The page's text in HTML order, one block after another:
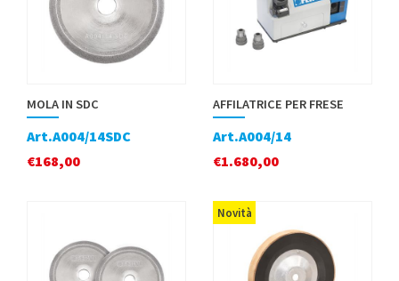
MOLA IN SDC
Art.A004/14SDC
€168,00
AFFILATRICE PER FRESE
Art.A004/14
€1.680,00
Novità